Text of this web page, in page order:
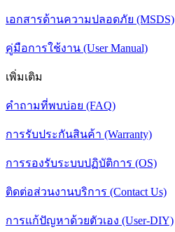
เอกสารด้านความปลอดภัย (MSDS)
คู่มือการใช้งาน (User Manual)
เพิ่มเติม
คำถามที่พบบ่อย (FAQ)
การรับประกันสินค้า (Warranty)
การรองรับระบบปฏิบัติการ (OS)
ติดต่อส่วนงานบริการ (Contact Us)
การแก้ปัญหาด้วยตัวเอง (User-DIY)